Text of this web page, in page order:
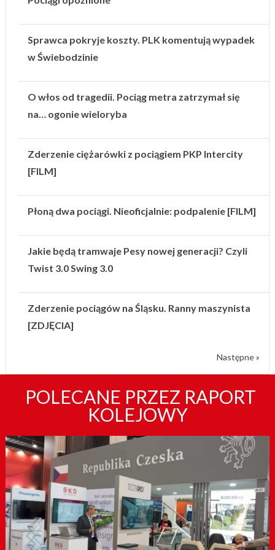
Sprawca pokryje koszty. PLK komentują wypadek
w Świebodzinie
O włos od tragedii. Pociąg metra zatrzymał się
na… ogonie wieloryba
Zderzenie ciężarówki z pociągiem PKP Intercity
[FILM]
Płoną dwa pociągi. Nieoficjalnie: podpalenie [FILM]
Jakie będą tramwaje Pesy nowej generacji? Czyli
Twist 3.0 Swing 3.0
Zderzenie pociągów na Śląsku. Ranny maszynista
[ZDJĘCIA]
Następne »
POLECANE PRZEZ RAPORT
KOLEJOWY